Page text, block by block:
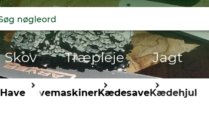
Skov Træpleje Jagt
HaveHavemaskinerKædesaveKædehjul